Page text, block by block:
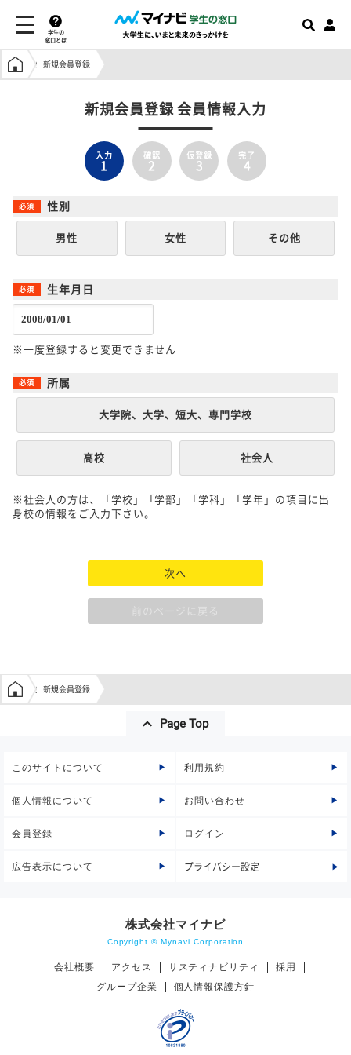
学生の
窓口とは
学生の窓口トップ
新規会員登録
新規会員登録 会員情報入力
入力
1
確認
2
仮登録
3
完了
4
性別
男性 女性 その他
生年月日
※一度登録すると変更できません
所属
大学院、大学、短大、専門学校
高校 社会人
※社会人の方は、「学校」「学部」「学科」「学年」の項目に出
身校の情報をご入力下さい。
次へ
前のページに戻る
学生の窓口トップ
新規会員登録
Page Top
このサイトについて 利用規約
個人情報について お問い合わせ
会員登録 ログイン
広告表示について プライバシー設定
株式会社マイナビ
Copyright © Mynavi Corporation
会社概要 アクセス サスティナビリティ
採用
グループ企業
個人情報保護方針